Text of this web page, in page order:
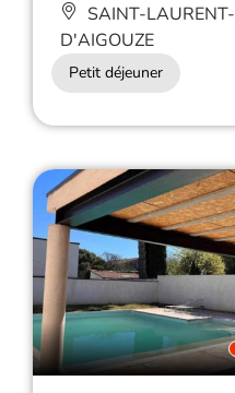
SAINT-LAURENT-
D'AIGOUZE
Petit déjeuner